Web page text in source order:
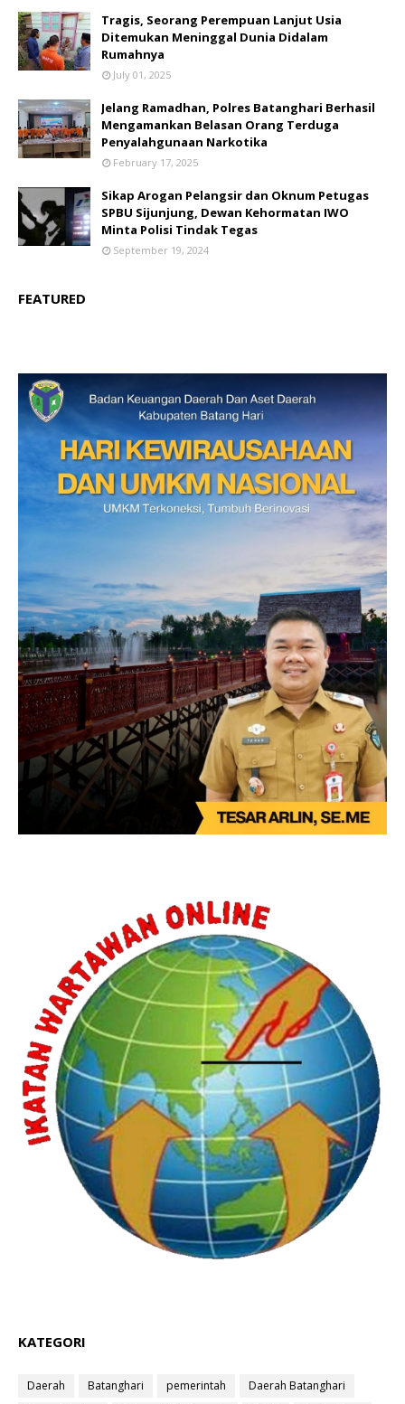
Tragis, Seorang Perempuan Lanjut Usia
Ditemukan Meninggal Dunia Didalam
Rumahnya
July 01, 2025
Jelang Ramadhan, Polres Batanghari Berhasil
Mengamankan Belasan Orang Terduga
Penyalahgunaan Narkotika
February 17, 2025
Sikap Arogan Pelangsir dan Oknum Petugas
SPBU Sijunjung, Dewan Kehormatan IWO
Minta Polisi Tindak Tegas
September 19, 2024
FEATURED
KATEGORI
Daerah Batanghari pemerintah
Daerah Batanghari